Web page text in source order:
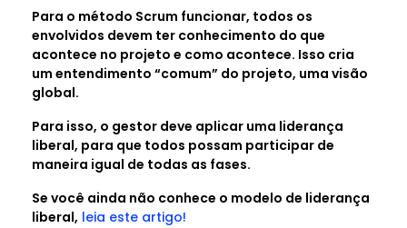
Para o método Scrum funcionar, todos os
envolvidos devem ter conhecimento do que
acontece no projeto e como acontece. Isso cria
um entendimento “comum” do projeto, uma visão
global.
Para isso, o gestor deve aplicar uma liderança
liberal, para que todos possam participar de
maneira igual de todas as fases.
Se você ainda não conhece o modelo de liderança
liberal, leia este artigo!